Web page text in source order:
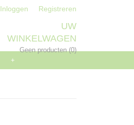
Inloggen Registreren
UW
WINKELWAGEN
Geen producten(0)
+